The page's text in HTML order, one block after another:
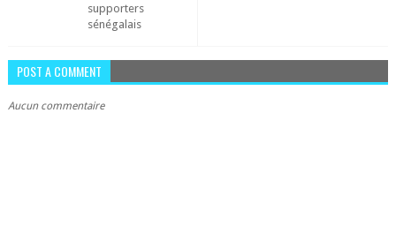
supporters
sénégalais
POST A COMMENT
Aucun commentaire